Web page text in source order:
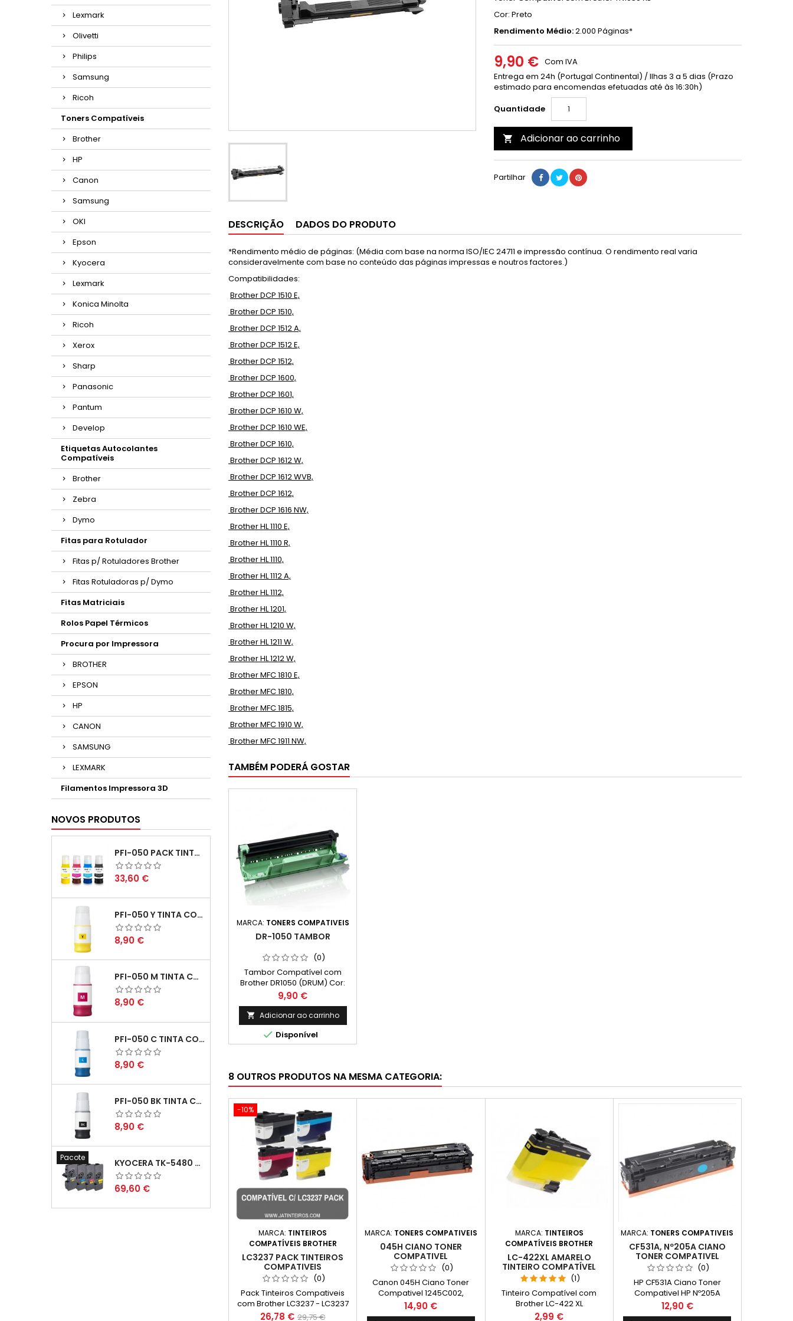
Lexmark
Olivetti
Philips
Samsung
Ricoh
Toners Compatíveis
Brother
HP
Canon
Samsung
OKI
Epson
Kyocera
Lexmark
Konica Minolta
Ricoh
Xerox
Sharp
Panasonic
Pantum
Develop
Etiquetas Autocolantes
Compatíveis
Brother
Zebra
Dymo
Fitas para Rotulador
Fitas p/ Rotuladores Brother
Fitas Rotuladoras p/ Dymo
Fitas Matriciais
Rolos Papel Térmicos
Procura por Impressora
BROTHER
EPSON
HP
CANON
SAMSUNG
LEXMARK
Filamentos Impressora 3D
NOVOS PRODUTOS
PFI-050 PACK TINTAS COMPATIVEIS
Preço
33,60 €
PFI-050 Y TINTA COMPATÍVEL AMARELO
Preço
8,90 €
PFI-050 M TINTA COMPATÍVEL MAGENTA
Preço
8,90 €
PFI-050 C TINTA COMPATÍVEL CIANO
Preço
8,90 €
PFI-050 BK TINTA COMPATÍVEL PRETA
Preço
8,90 €
Pacote KYOCERA TK-5480 PACK TONERS COMPATÍVEIS
Preço
69,60 €
Cor: Preto
Rendimento Médio:2.000 Páginas*
9,90 € Com IVA
Entrega em 24h (Portugal Continental) / Ilhas 3 a 5 dias (Prazo
estimado para encomendas efetuadas até às 16:30h)
Quantidade
 Adicionar ao carrinho
Partilhar
DESCRIÇÃO DADOS DO PRODUTO
*Rendimento médio de páginas: (Média com base na norma ISO/IEC 24711 e impressão contínua. O rendimento real varia
consideravelmente com base no conteúdo das páginas impressas e noutros factores.)
Compatibilidades:
Brother DCP 1510 E,
Brother DCP 1510,
Brother DCP 1512 A,
Brother DCP 1512 E,
Brother DCP 1512,
Brother DCP 1600,
Brother DCP 1601,
Brother DCP 1610 W,
Brother DCP 1610 WE,
Brother DCP 1610,
Brother DCP 1612 W,
Brother DCP 1612 WVB,
Brother DCP 1612,
Brother DCP 1616 NW,
Brother HL 1110 E,
Brother HL 1110 R,
Brother HL 1110,
Brother HL 1112 A,
Brother HL 1112,
Brother HL 1201,
Brother HL 1210 W,
Brother HL 1211 W,
Brother HL 1212 W,
Brother MFC 1810 E,
Brother MFC 1810,
Brother MFC 1815,
Brother MFC 1910 W,
Brother MFC 1911 NW,
TAMBÉM PODERÁ GOSTAR
MARCA: TONERS COMPATIVEIS
DR-1050 TAMBOR
(0)
Tambor Compatível com
Brother DR1050 (DRUM) Cor:
Preto Rendimento
Médio: 10.000 Páginas*
Preço
9,90 €
 Adicionar ao carrinho
 Disponível
8 OUTROS PRODUTOS NA MESMA CATEGORIA:
-10%
MARCA: TINTEIROS
COMPATÍVEIS BROTHER
LC3237 PACK TINTEIROS
COMPATIVEIS
(0)
Pack Tinteiros Compativeis
com Brother LC3237 - LC3237
Capacidade: 3.000 Páginas* /
Preço
26,78 € Preço
29,75 €
MARCA: TONERS COMPATIVEIS
045H CIANO TONER
COMPATIVEL
(0)
Canon 045H Ciano Toner
Compativel 1245C002,
1241C002 Capacidade: 2.200
Pág.
Preço
14,90 €
MARCA: TINTEIROS
COMPATÍVEIS BROTHER
LC-422XL AMARELO
TINTEIRO COMPATÍVEL
(1)
Tinteiro Compatível com
Brother LC-422 XL
Cor: Amarelo Rendimento
Preço
2,99 €
MARCA: TONERS COMPATIVEIS
CF531A, Nº205A CIANO
TONER COMPATIVEL
(0)
HP CF531A Ciano Toner
Compativel HP Nº205A
Capacidade: 900 Pág.
Preço
12,90 €